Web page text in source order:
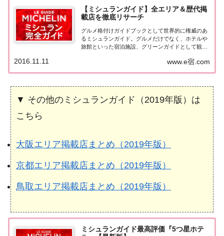
【ミシュランガイド】全エリア＆歴代掲
載店を徹底リサーチ
グルメ格付けガイドブックとして世界的に権威のあ
るミシュランガイド。グルメだけでなく、ホテルや
旅館といった宿泊施設、グリーンガイドとして観光
本版としては、2007年11月20日に「ミシュランガイ
ド東京版2008」が発売されてからエリアを...
www.e宿.com
2016.11.11
▼ その他のミシュランガイド（2019年版）は
こちら
大阪エリア掲載店まとめ（2019年版）
京都エリア掲載店まとめ（2019年版）
鳥取エリア掲載店まとめ（2019年版）
ミシュランガイド最高評価『5つ星ホテ